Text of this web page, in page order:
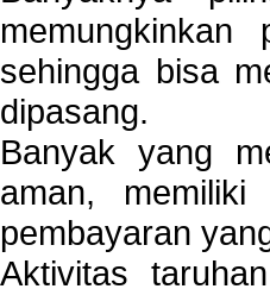
sehingga bisa
dipasang.
Banyak yang
aman,
pembayaran
Aktivitas